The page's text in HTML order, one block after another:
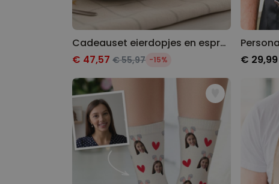
Cadeauset eierdopjes en espressokopje set van 2
€ 47,57 € 55,97 -15%
€ 29,99